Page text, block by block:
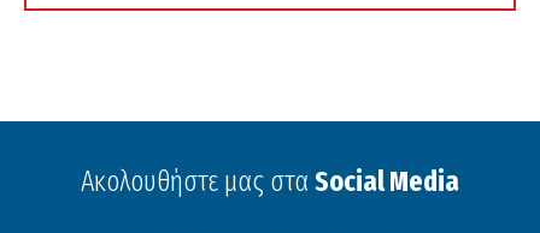
Ακολουθήστε μας στα Social Media